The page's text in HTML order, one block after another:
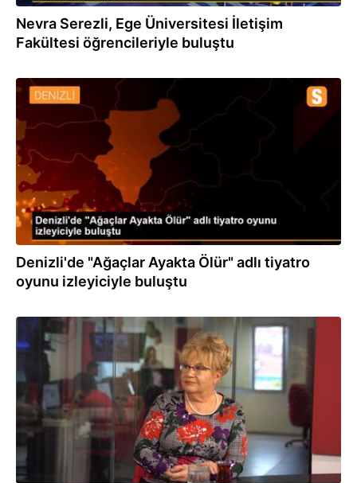
Nevra Serezli, Ege Üniversitesi İletişim
Fakültesi öğrencileriyle buluştu
09.04.2022
Denizli'de "Ağaçlar Ayakta Ölür" adlı tiyatro
oyunu izleyiciyle buluştu
22.03.2022